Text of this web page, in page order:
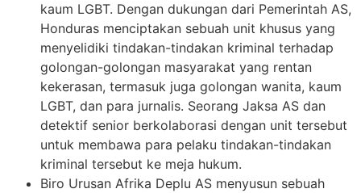
kaum LGBT. Dengan dukungan dari Pemerintah AS,
Honduras menciptakan sebuah unit khusus yang
menyelidiki tindakan-tindakan kriminal terhadap
golongan-golongan masyarakat yang rentan
kekerasan, termasuk juga golongan wanita, kaum
LGBT, dan para jurnalis. Seorang Jaksa AS dan
detektif senior berkolaborasi dengan unit tersebut
untuk membawa para pelaku tindakan-tindakan
kriminal tersebut ke meja hukum.
Biro Urusan Afrika Deplu AS menyusun sebuah